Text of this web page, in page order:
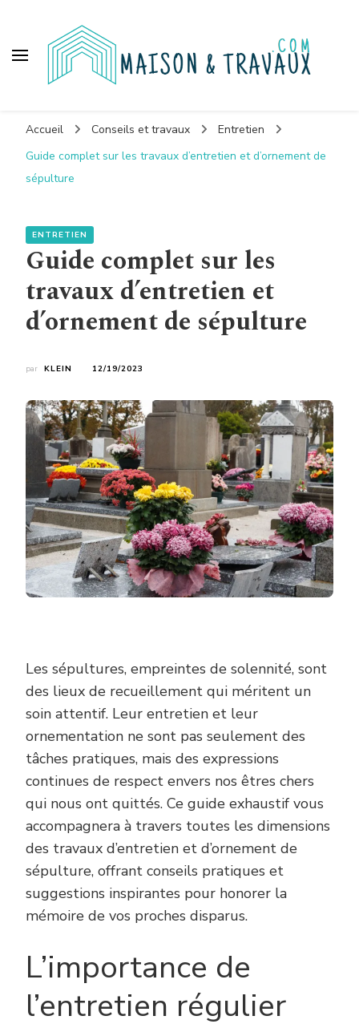
Accueil Conseils et travaux
Entretien
Guide complet sur les travaux d’entretien et d’ornement de
sépulture
ENTRETIEN
Guide complet sur les
travaux d’entretien et
d’ornement de sépulture
par KLEIN 12/19/2023
Les sépultures, empreintes de solennité, sont
des lieux de recueillement qui méritent un
soin attentif. Leur entretien et leur
ornementation ne sont pas seulement des
tâches pratiques, mais des expressions
continues de respect envers nos êtres chers
qui nous ont quittés. Ce guide exhaustif vous
accompagnera à travers toutes les dimensions
des travaux d’entretien et d’ornement de
sépulture, offrant conseils pratiques et
suggestions inspirantes pour honorer la
mémoire de vos proches disparus.
L’importance de
l’entretien régulier